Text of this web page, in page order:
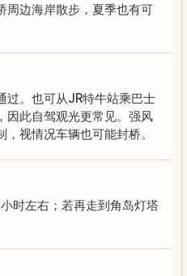
周边海岸散步，夏季也有可
过。也可从JR特牛站乘巴士
因此自驾观光更常见。强风
视情况车辆也可能封桥。
时左右；若再走到角岛灯塔